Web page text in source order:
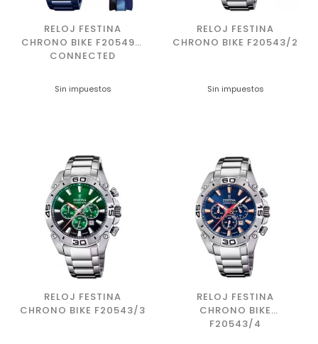
RELOJ FESTINA
CHRONO BIKE F20549/1
CONNECTED
Sin impuestos
RELOJ FESTINA
CHRONO BIKE F20543/2
Sin impuestos
RELOJ FESTINA
CHRONO BIKE F20543/3
RELOJ FESTINA
CHRONO BIKE
F20543/4